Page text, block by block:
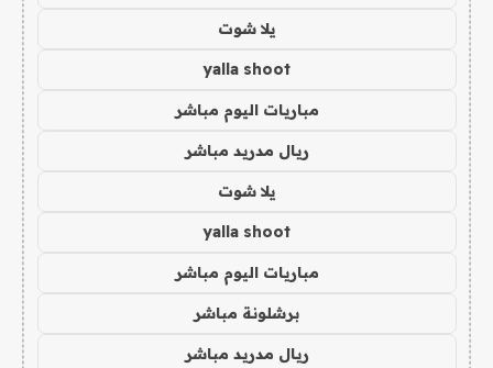
يلا شوت
yalla shoot
مباريات اليوم مباشر
ريال مدريد مباشر
يلا شوت
yalla shoot
مباريات اليوم مباشر
برشلونة مباشر
ريال مدريد مباشر